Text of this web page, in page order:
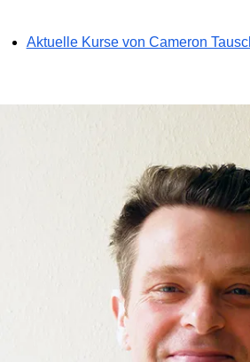
Aktuelle Kurse von Cameron